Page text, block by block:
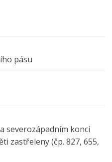
pásu
severozápadním konci
zastřeleny (čp. 827, 655,